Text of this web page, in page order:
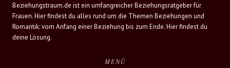
Beziehungstraum.de ist ein umfangreicher Beziehungsratgeber für
Frauen. Hier findest du alles rund um die Themen Beziehungen und
Romantik: vom Anfang einer Beziehung bis zum Ende. Hier findest du
deine Lösung.
MENÜ